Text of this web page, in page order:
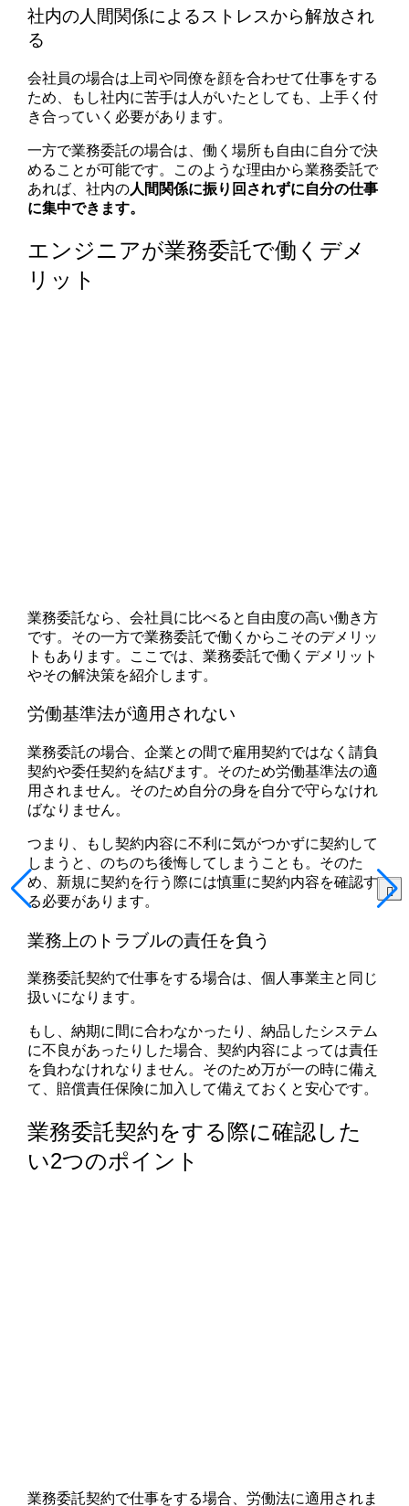
社内の人間関係によるストレスから解放され
る
会社員の場合は上司や同僚を顔を合わせて仕事をする
ため、もし社内に苦手は人がいたとしても、上手く付
き合っていく必要があります。
一方で業務委託の場合は、働く場所も自由に自分で決
めることが可能です。このような理由から業務委託で
あれば、社内の人間関係に振り回されずに自分の仕事
に集中できます。
エンジニアが業務委託で働くデメ
リット
業務委託なら、会社員に比べると自由度の高い働き方
です。その一方で業務委託で働くからこそのデメリッ
トもあります。ここでは、業務委託で働くデメリット
やその解決策を紹介します。
労働基準法が適用されない
業務委託の場合、企業との間で雇用契約ではなく請負
契約や委任契約を結びます。そのため労働基準法の適
用されません。 そのため自分の身を自分で守らなけれ
ばなりません。
つまり、もし契約内容に不利に気がつかずに契約して
しまうと、のちのち後悔してしまうことも。そのた
め、新規に契約を行う際には慎重に契約内容を確認す
る必要があります。
業務上のトラブルの責任を負う
業務委託契約で仕事をする場合は、個人事業主と同じ
扱いになります。
もし、納期に間に合わなかったり、納品したシステム
に不良があったりした場合、契約内容によっては責任
を負わなけれなりません。そのため万が一の時に備え
て、賠償責任保険に加入して備えておくと安心です。
業務委託契約をする際に確認した
い2つのポイント
業務委託契約で仕事をする場合、労働法に適用されま